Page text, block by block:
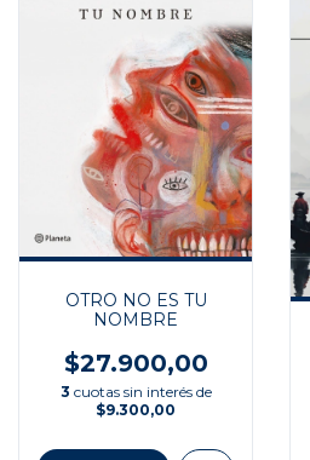
OTRO NO ES TU
NOMBRE
$27.900,00
3 cuotas sin interés de
$9.300,00